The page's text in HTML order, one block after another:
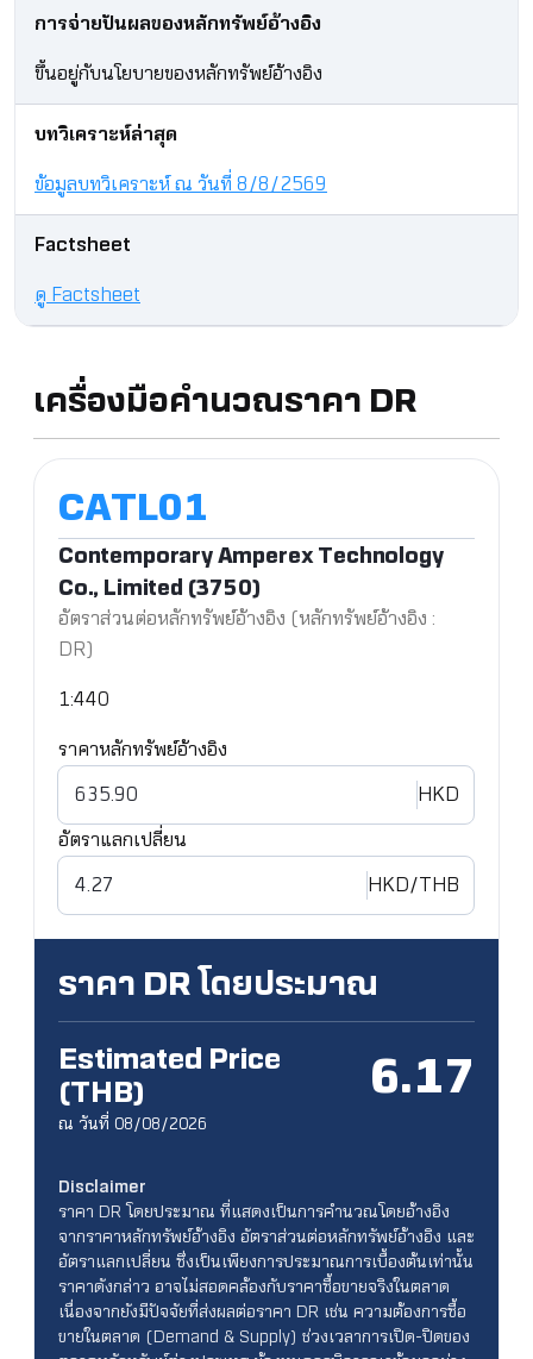
การจ่ายปันผลของหลักทรัพย์อ้างอิง
ขึ้นอยู่กับนโยบายของหลักทรัพย์อ้างอิง​
บทวิเคราะห์ล่าสุด
ข้อมูลบทวิเคราะห์ ณ วันที่ 8/8/2569
Factsheet
ดู Factsheet
เครื่องมือคำนวณราคา DR
Contemporary Amperex Technology
Co., Limited (3750)
อัตราส่วนต่อหลักทรัพย์อ้างอิง (หลักทรัพย์อ้างอิง :
DR)
1:440
ราคาหลักทรัพย์อ้างอิง
HKD
อัตราแลกเปลี่ยน
HKD/THB
ราคา DR โดยประมาณ
Estimated Price
(THB) 6.17
ณ วันที่ 08/08/2026
Disclaimer
ราคา DR โดยประมาณ ที่แสดงเป็นการคำนวณโดยอ้างอิง
จากราคาหลักทรัพย์อ้างอิง อัตราส่วนต่อหลักทรัพย์อ้างอิง และ
อัตราแลกเปลี่ยน ซึ่งเป็นเพียงการประมาณการเบื้องต้นเท่านั้น
ราคาดังกล่าว อาจไม่สอดคล้องกับราคาซื้อขายจริงในตลาด
เนื่องจากยังมีปัจจัยที่ส่งผลต่อราคา DR เช่น ความต้องการซื้อ
ขายในตลาด (Demand & Supply) ช่วงเวลาการเปิด-ปิดของ